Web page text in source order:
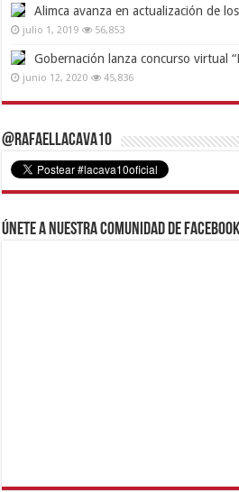
Alimca avanza en actualización de
julio 1, 2019 56,853
Gobernación lanza concurso virtual
junio 12, 2020 45,836
@RafaelLacava10
Únete a nuestra comunidad de Facebook